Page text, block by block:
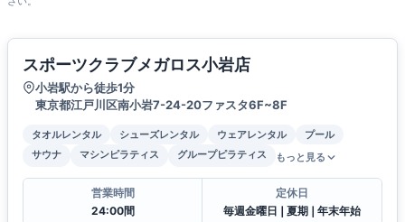
スポーツクラブメガロス小岩店
小岩駅から徒歩1分
東京都江戸川区南小岩7-24-20ファスタ6F~8F
タオルレンタル シューズレンタル ウェアレンタル
プール
サウナ
マシンピラティス グループピラティス もっと見る
営業時間
24:00間
定休日
毎週金曜日❘夏期❘年末年始